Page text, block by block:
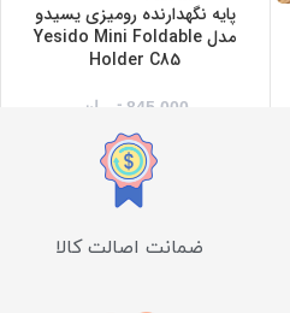
پایه نگهدارنده رومیزی یسیدو
مدل Yesido Mini Foldable
Holder C85
845,000 تومان
ضمانت اصالت کالا